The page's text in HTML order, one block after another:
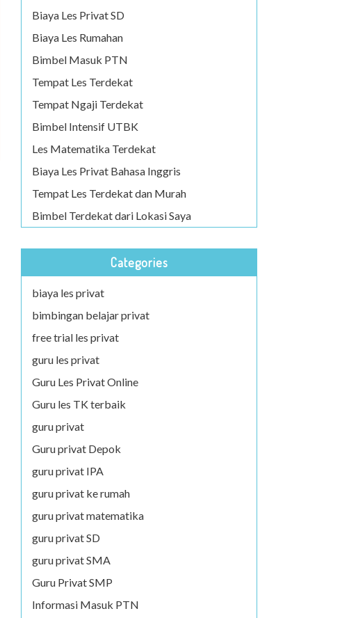
Biaya Les Privat SD
Biaya Les Rumahan
Bimbel Masuk PTN
Tempat Les Terdekat
Tempat Ngaji Terdekat
Bimbel Intensif UTBK
Les Matematika Terdekat
Biaya Les Privat Bahasa Inggris
Tempat Les Terdekat dan Murah
Bimbel Terdekat dari Lokasi Saya
Categories
biaya les privat
bimbingan belajar privat
free trial les privat
guru les privat
Guru Les Privat Online
Guru les TK terbaik
guru privat
Guru privat Depok
guru privat IPA
guru privat ke rumah
guru privat matematika
guru privat SD
guru privat SMA
Guru Privat SMP
Informasi Masuk PTN